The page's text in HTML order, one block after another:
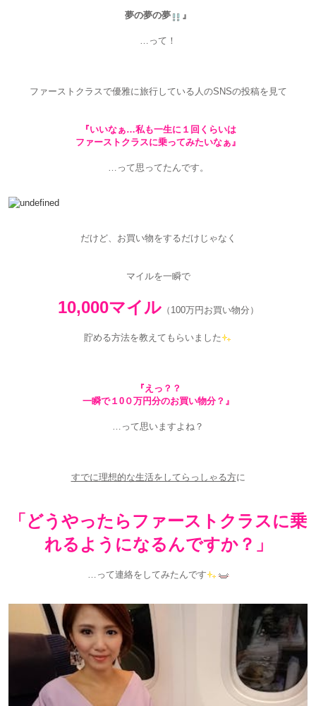
夢の夢の夢 』
…って！
ファーストクラスで優雅に旅行している人のSNSの投稿を見て
『いいなぁ…私も一生に１回くらいは
ファーストクラスに乗ってみたいなぁ』
…って思ってたんです。
だけど、お買い物をするだけじゃなく
マイルを一瞬で
10,000マイル（100万円お買い物分）
貯める方法を教えてもらいました
『えっ？？
一瞬で１0０万円分のお買い物分？』
…って思いますよね？
すでに理想的な生活をしてらっしゃる方に
「どうやったらファーストクラスに乗
れるようになるんですか？」
…って連絡をしてみたんです